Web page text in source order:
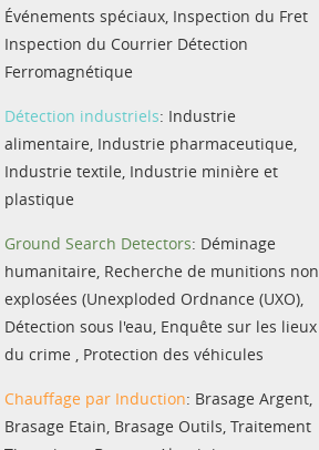
Événements spéciaux, Inspection du Fret
Inspection du Courrier Détection
Ferromagnétique
Détection industriels: Industrie
alimentaire, Industrie pharmaceutique,
Industrie textile, Industrie minière et
plastique
Ground Search Detectors: Déminage
humanitaire, Recherche de munitions non
explosées (Unexploded Ordnance (UXO),
Détection sous l'eau, Enquête sur les lieux
du crime , Protection des véhicules
Chauffage par Induction: Brasage Argent,
Brasage Etain, Brasage Outils, Traitement